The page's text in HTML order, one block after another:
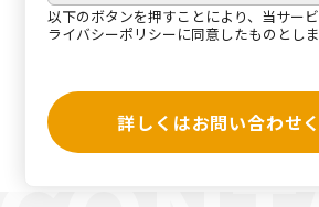
以下のボタンを押すことにより、当サー
ライバシーポリシーに同意したものとしま
詳しくはお問い合わせ